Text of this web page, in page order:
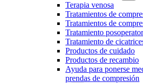
Terapia venosa
Tratamientos de
Tratamientos de
Tratamiento
Tratamiento de
Productos de cuidado
Productos de recambio
Ayuda para ponerse
prendas de compresión